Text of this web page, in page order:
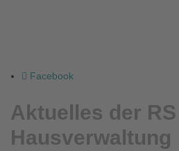
Facebook
Aktuelles der RS
Hausverwaltung